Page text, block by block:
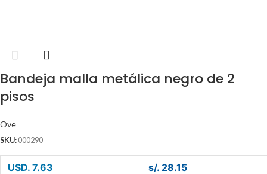
Bandeja malla metálica negro de 2
pisos
Ove
SKU: 000290
USD. 7.63 s/. 28.15